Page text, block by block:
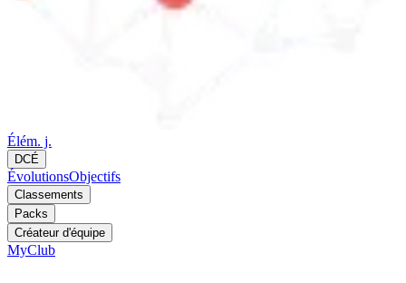
Élém. j.
DCÉ
ÉvolutionsObjectifs
Classements
Packs
Créateur d'équipe
MyClub